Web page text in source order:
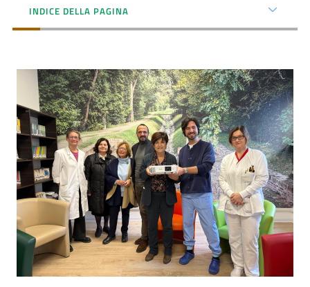
Dedicato
a...
Bandi
Concorsi
Seguici
su
INDICE DELLA PAGINA